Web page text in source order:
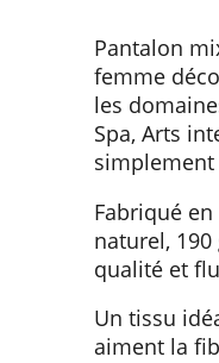
Pantalon
femme
les
Spa, Arts
simplement
Fabriqué
naturel,
qualité et
Un tissu
aiment la